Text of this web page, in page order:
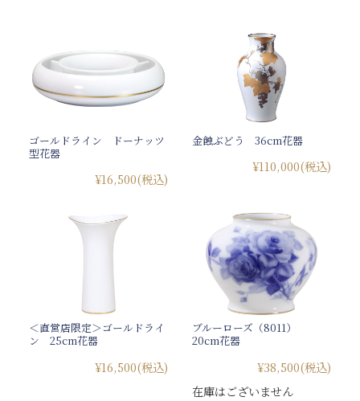
ゴールドライン ドーナッツ
型花器
¥16,500(税込)
金蝕ぶどう 36cm花器
¥110,000(税込)
＜直営店限定＞ゴールドライ
ン 25cm花器
¥16,500(税込)
ブルーローズ（8011）
20cm花器
¥38,500(税込)
在庫はございません